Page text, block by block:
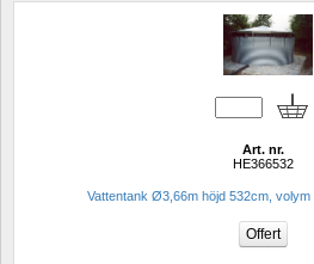
Art. nr.
HE366532
Vattentank Ø3,66m höjd 532cm, volym